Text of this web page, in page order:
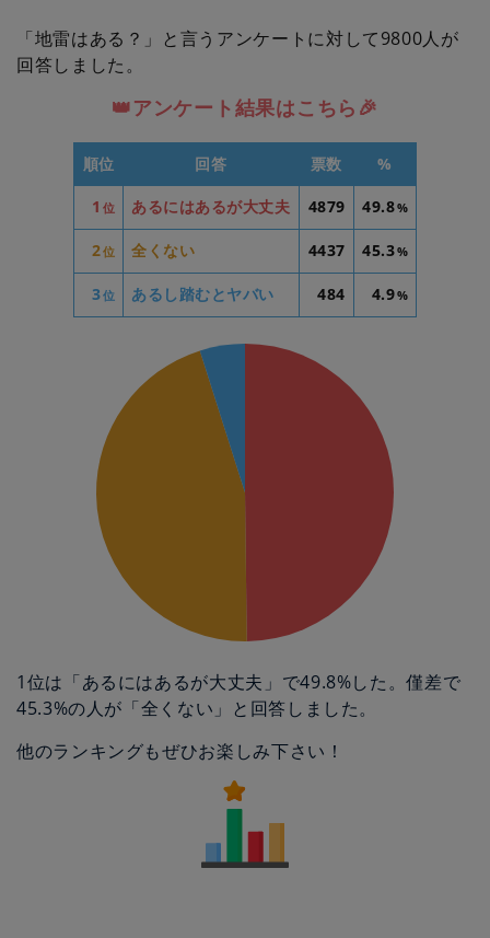
「地雷はある？」と言うアンケートに対して9800人が
回答しました。
👑アンケート結果はこちら🎉
順位 回答 票数 %
1 位 あるにはあるが大丈夫 4879 49.8%
2位 全くない 4437 45.3%
3位 あるし踏むとヤバい 484 4.9%
1位は「あるにはあるが大丈夫」で49.8%した。僅差で
45.3%の人が「全くない」と回答しました。
他のランキングもぜひお楽しみ下さい！